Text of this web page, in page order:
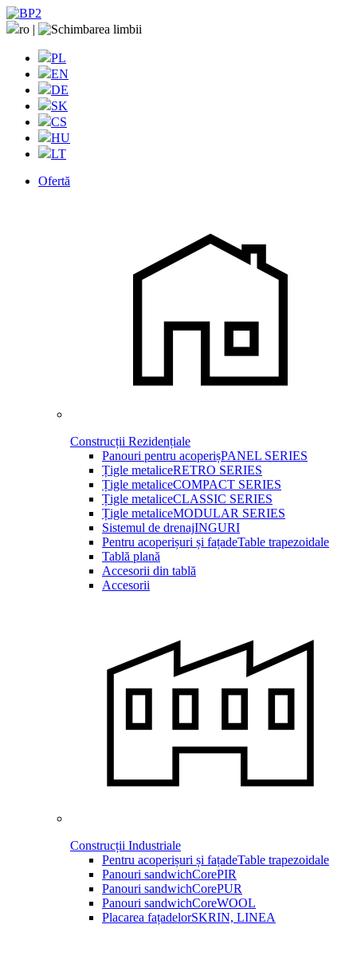
ro |
PL
EN
DE
SK
CS
HU
LT
Ofertă
Construcții Rezidențiale
Panouri pentru acoperișPANEL SERIES
Țigle metaliceRETRO SERIES
Țigle metaliceCOMPACT SERIES
Țigle metaliceCLASSIC SERIES
Țigle metaliceMODULAR SERIES
Sistemul de drenajINGURI
Pentru acoperișuri și fațadeTable trapezoidale
Tablă plană
Accesorii din tablă
Accesorii
Construcții Industriale
Pentru acoperișuri și fațadeTable trapezoidale
Panouri sandwichCorePIR
Panouri sandwichCorePUR
Panouri sandwichCoreWOOL
Placarea fațadelorSKRIN, LINEA